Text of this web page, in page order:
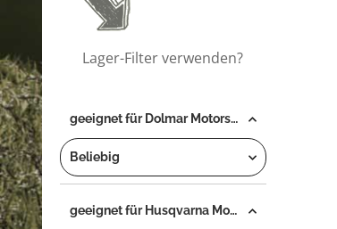
Lager-Filter verwenden?
geeignet für Dolmar Motorsäge...
Beliebig
geeignet für Husqvarna Motorsäge...